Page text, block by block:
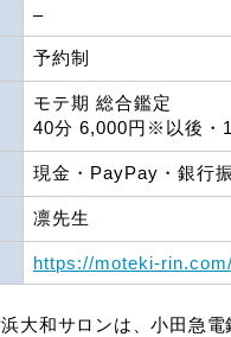
–
予約制
モテ期 総合鑑定
40分 6,000円※以後・
現金・PayPay・銀行
凛先生
https://moteki-rin.com/
大和サロンは、小田急